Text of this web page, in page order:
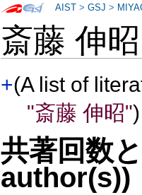
斎藤 伸
+(A list of
"斎藤 伸昭")
共著回数
author(s))
AIST >GSJ >